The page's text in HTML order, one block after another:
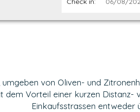
umgeben von Oliven- und
dem Vorteil einer kurzen Distanz-
Einkaufsstrassen entweder